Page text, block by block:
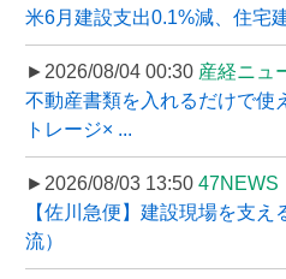
米6月建設支出0.1%減、住宅
►2026/08/04 00:30 産経ニュ
不動産書類を入れるだけで使
トレージ× ...
►2026/08/03 13:50 47NEWS
【佐川急便】建設現場を支
流）